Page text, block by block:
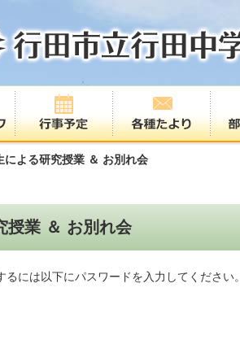
よる研究授業 ＆ お別れ会
業 ＆ お別れ会
には以下にパスワードを入力してください。